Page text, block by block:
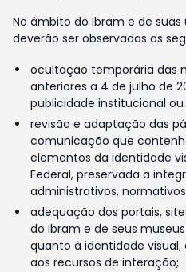
No âmbito do Ibram e de
deverão ser observadas as
ocultação temporária das
anteriores a 4 de julho de
publicidade institucional
revisão e adaptação das
comunicação que
elementos da identidade
Federal, preservada a
administrativos,
adequação dos portais,
do Ibram e de seus
quanto à identidade
aos recursos de interação;